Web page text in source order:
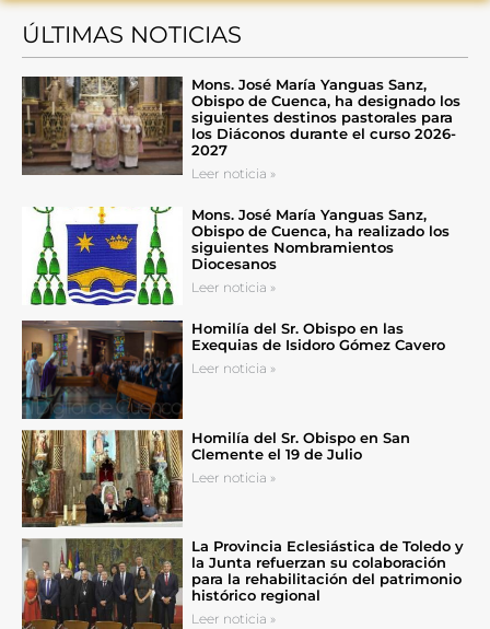
ÚLTIMAS NOTICIAS
Mons. José María Yanguas Sanz,
Obispo de Cuenca, ha designado los
siguientes destinos pastorales para
los Diáconos durante el curso 2026-
2027
Leer noticia »
Mons. José María Yanguas Sanz,
Obispo de Cuenca, ha realizado los
siguientes Nombramientos
Diocesanos
Leer noticia »
Homilía del Sr. Obispo en las
Exequias de Isidoro Gómez Cavero
Leer noticia »
Homilía del Sr. Obispo en San
Clemente el 19 de Julio
Leer noticia »
La Provincia Eclesiástica de Toledo y
la Junta refuerzan su colaboración
para la rehabilitación del patrimonio
histórico regional
Leer noticia »